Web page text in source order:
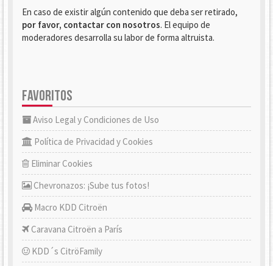
En caso de existir algún contenido que deba ser retirado,
por favor, contactar con nosotros. El equipo de
moderadores desarrolla su labor de forma altruista.
FAVORITOS
Aviso Legal y Condiciones de Uso
Política de Privacidad y Cookies
Eliminar Cookies
Chevronazos: ¡Sube tus fotos!
Macro KDD Citroën
Caravana Citroën a París
KDD´s CitröFamily